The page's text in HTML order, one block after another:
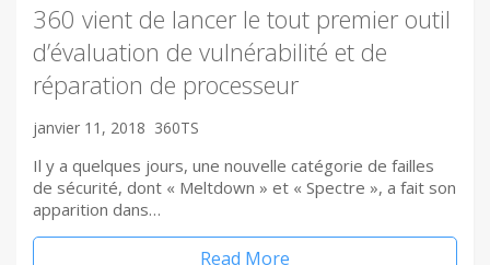
360 vient de lancer le tout premier outil
d’évaluation de vulnérabilité et de
réparation de processeur
janvier 11, 2018 360TS
Il y a quelques jours, une nouvelle catégorie de failles
de sécurité, dont « Meltdown » et « Spectre », a fait son
apparition dans…
Read More